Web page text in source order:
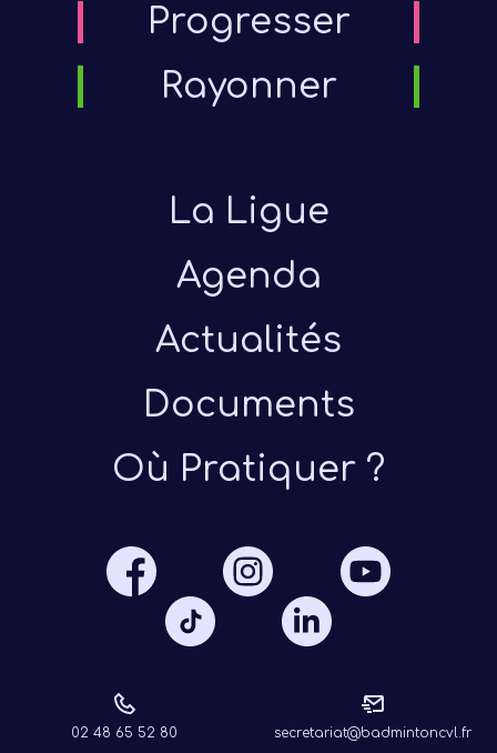
Progresser
Rayonner
La Ligue
Agenda
Actualités
Documents
Où Pratiquer ?
02 48 65 52 80 secretariat@badmintoncvl.fr